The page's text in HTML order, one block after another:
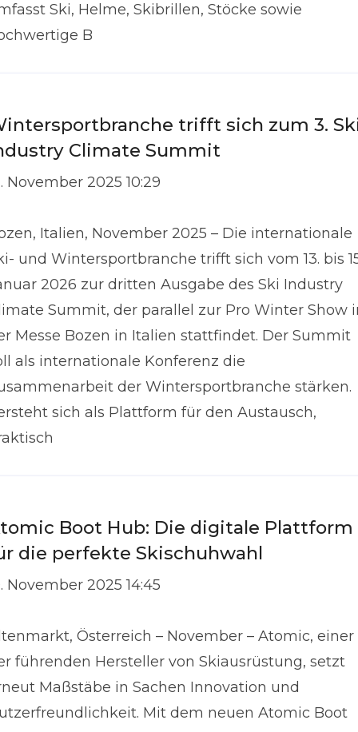
Ski, Helme, Skibrillen, Stöcke sowie
B
trifft sich zum 3.
Climate Summit
November 2025 10:29
Italien, November 2025 – Die internationale
und Wintersportbranche trifft sich vom 13. bis
2026 zur dritten Ausgabe des Ski Industry
Summit, der parallel zur Pro Winter Show
Messe Bozen in Italien stattfindet. Der Summit
als internationale Konferenz die
der Wintersportbranche stärken.
sich als Plattform für den Austausch,
Boot Hub: Die digitale Plattform
die perfekte Skischuhwahl
November 2025 14:45
Österreich – November – Atomic, einer
führenden Hersteller von Skiausrüstung, setzt
Maßstäbe in Sachen Innovation und
Mit dem neuen Atomic Boot